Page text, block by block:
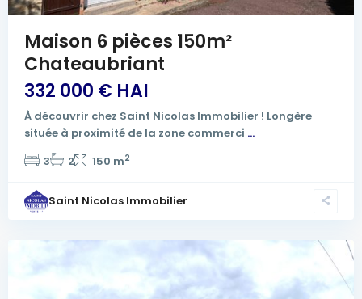
Maison 6 pièces 150m²
Chateaubriant
332 000 € HAI
À découvrir chez Saint Nicolas Immobilier ! Longère
située à proximité de la zone commerci ...
3
2 150 m2
Saint Nicolas Immobilier